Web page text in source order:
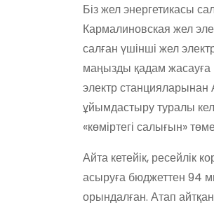
Біз жел энергетикасы
Кармалиновская жел
салған үшінші жел
маңызды қадам жасауға
электр станцияларынан
ұйымдастыру туралы
«көміртегі салығын»
Айта кетейік, ресейлік
асыруға бюджеттен 94
орындалған. Атап